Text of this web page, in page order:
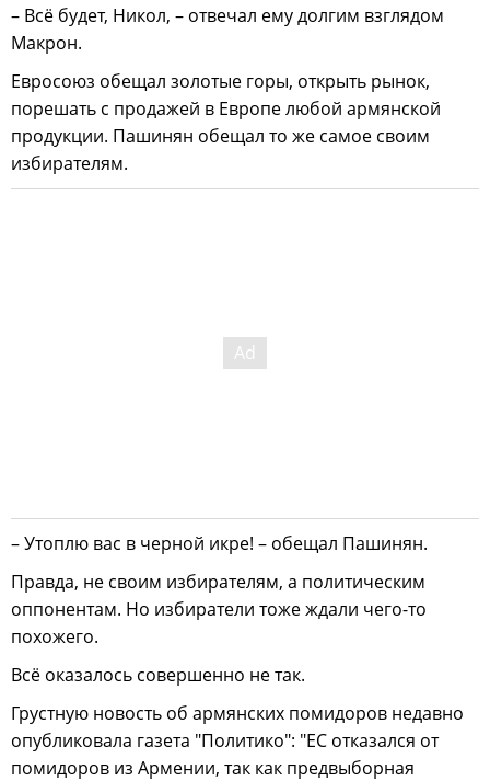
– Всё будет, Никол, – отвечал ему долгим взглядом
Макрон.
Евросоюз обещал золотые горы, открыть рынок,
порешать с продажей в Европе любой армянской
продукции. Пашинян обещал то же самое своим
избирателям.
– Утоплю вас в черной икре! – обещал Пашинян.
Правда, не своим избирателям, а политическим
оппонентам. Но избиратели тоже ждали чего-то
похожего.
Всё оказалось совершенно не так.
Грустную новость об армянских помидоров недавно
опубликовала газета "Политико": "ЕС отказался от
помидоров из Армении, так как предвыборная